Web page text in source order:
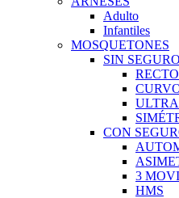
Adulto
Infantiles
MOSQUETONES
SIN SEGURO
CON
3
HMS